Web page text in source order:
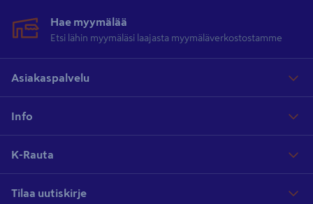
Hae myymälää
Etsi lähin myymäläsi laajasta myymäläverkostostamme
Asiakaspalvelu
Info
K-Rauta
Tilaa uutiskirje